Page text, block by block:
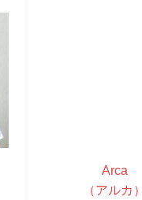
Arca
（アルカ）